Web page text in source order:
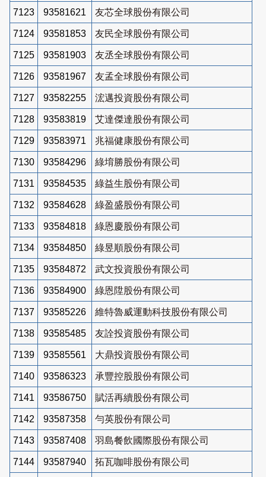
7123 93581621 友芯全球股份有限公司
7124 93581853 友民全球股份有限公司
7125 93581903 友丞全球股份有限公司
7126 93581967 友孟全球股份有限公司
7127 93582255 浤邁投資股份有限公司
7128 93583819 艾達傑達股份有限公司
7129 93583971 兆福健康股份有限公司
7130 93584296 綠堉勝股份有限公司
7131 93584535 綠益生股份有限公司
7132 93584628 綠盈盛股份有限公司
7133 93584818 綠恩慶股份有限公司
7134 93584850 綠昱順股份有限公司
7135 93584872 武文投資股份有限公司
7136 93584900 綠恩陞股份有限公司
7137 93585226 維特魯威運動科技股份有限公司
7138 93585485 友詮投資股份有限公司
7139 93585561 大鼎投資股份有限公司
7140 93586323 承豐控股股份有限公司
7141 93586750 賦活再續股份有限公司
7142 93587358 勻英股份有限公司
7143 93587408 羽島餐飲國際股份有限公司
7144 93587940 拓瓦咖啡股份有限公司